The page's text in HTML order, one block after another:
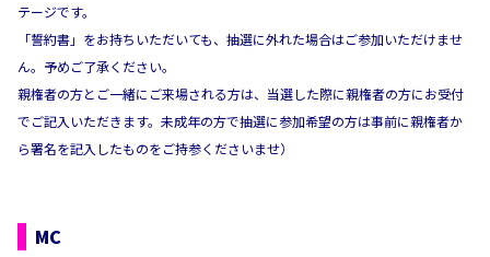
テージです。
「誓約書」をお持ちいただいても、抽選に外れた場合はご参加いただけませ
ん。予めご了承ください。
親権者の方とご一緒にご来場される方は、当選した際に親権者の方にお受付
でご記入いただきます。未成年の方で抽選に参加希望の方は事前に親権者か
ら署名を記入したものをご持参くださいませ）
MC